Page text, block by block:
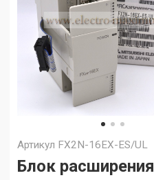
Артикул FX2N-16EX-ES/UL
Блок расширения